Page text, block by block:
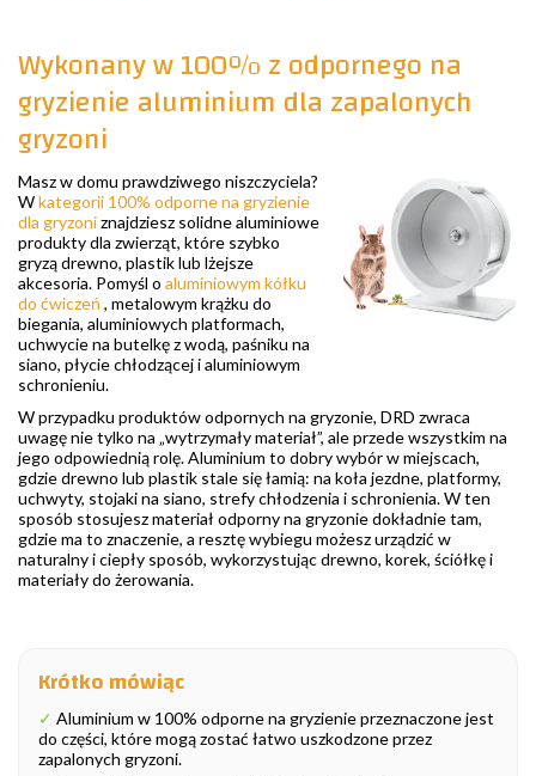
Wykonany w 100% z odpornego na
gryzienie aluminium dla zapalonych
gryzoni
Masz w domu prawdziwego niszczyciela?
Wkategorii 100% odporne na gryzienie
dla gryzoniznajdziesz solidne aluminiowe
produkty dla zwierząt, które szybko
gryzą drewno, plastik lub lżejsze
akcesoria. Pomyśl o aluminiowym kółku
do ćwiczeń , metalowym krążku do
biegania, aluminiowych platformach,
uchwycie na butelkę z wodą, paśniku na
siano, płycie chłodzącej i aluminiowym
schronieniu.
W przypadku produktów odpornych na gryzonie, DRD zwraca
uwagę nie tylko na „wytrzymały materiał”, ale przede wszystkim na
jego odpowiednią rolę. Aluminium to dobry wybór w miejscach,
gdzie drewno lub plastik stale się łamią: na koła jezdne, platformy,
uchwyty, stojaki na siano, strefy chłodzenia i schronienia. W ten
sposób stosujesz materiał odporny na gryzonie dokładnie tam,
gdzie ma to znaczenie, a resztę wybiegu możesz urządzić w
naturalny i ciepły sposób, wykorzystując drewno, korek, ściółkę i
materiały do żerowania.
Krótko mówiąc
✓ Aluminium w 100% odporne na gryzienie przeznaczone jest
do części, które mogą zostać łatwo uszkodzone przez
zapalonych gryzoni.